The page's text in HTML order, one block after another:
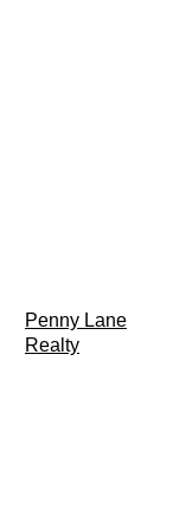
Penny Lane
Realty